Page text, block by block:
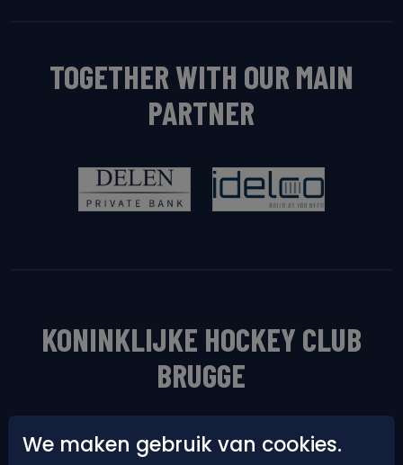
TOGETHER WITH OUR MAIN
PARTNER
KONINKLIJKE HOCKEY CLUB
BRUGGE
We maken gebruik van cookies.